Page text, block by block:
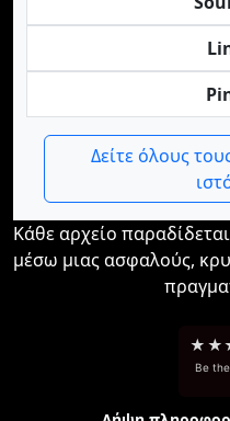
Δείτε όλους
Κάθε αρχείο
μέσω μιας ασφαλούς,
★ ★
Be